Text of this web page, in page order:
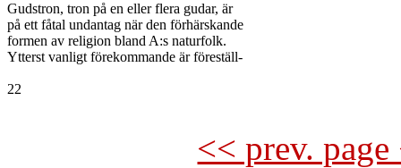
Gudstron, tron på en eller flera gudar, är
på ett fåtal undantag när den förhärskande
formen av religion bland A:s naturfolk.
Ytterst vanligt förekommande är föreställ-
22
<< prev.